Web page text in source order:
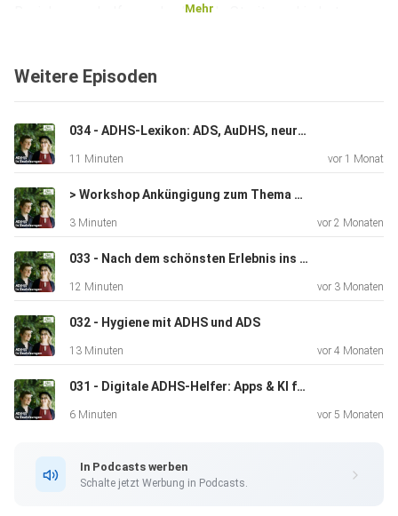
Beziehung geholfen und sehr viele Streits verhindert.
Wir erklären Euch, was es damit auf sich hat und die
Schreckens umzugehen.
Wenn Euch die Folge gefallen hat, freuen wir uns, wenn Ihr
unserem Podcast folgt.
Bei Fragen oder Anregungen schreibt uns eine E-Mail an
Mehr
Weitere Episoden
034 - ADHS-Lexikon: ADS, AuDHS, neurodivergent & co einfach erklärt
11 Minuten vor 1 Monat
> Workshop Anküngigung zum Thema Unordnung
3 Minuten vor 2 Monaten
033 - Nach dem schönsten Erlebnis ins Loch fallen
12 Minuten vor 3 Monaten
032 - Hygiene mit ADHS und ADS
13 Minuten vor 4 Monaten
031 - Digitale ADHS-Helfer: Apps & KI für mehr Struktur in der Beziehung
6 Minuten vor 5 Monaten
In Podcasts werben
Schalte jetzt Werbung in Podcasts.